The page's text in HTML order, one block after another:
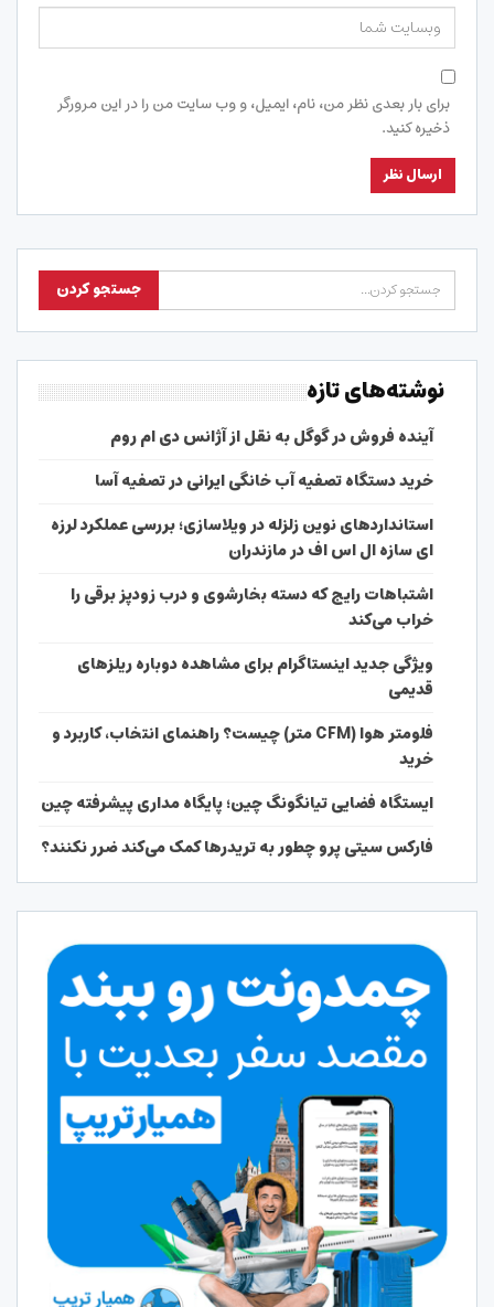
برای بار بعدی نظر من، نام، ایمیل، و وب سایت من را در این مرورگر
ذخیره کنید.
نوشته‌های تازه
آینده فروش در گوگل به نقل از آژانس دی ام روم
خرید دستگاه تصفیه آب خانگی ایرانی در تصفیه آسا
استانداردهای نوین زلزله در ویلاسازی؛ بررسی عملکرد لرزه
ای سازه ال اس اف در مازندران
اشتباهات رایج که دسته بخارشوی و درب زودپز برقی را
خراب می‌کند
ویژگی جدید اینستاگرام برای مشاهده دوباره ریلزهای
قدیمی
فلومتر هوا (CFM متر) چیست؟ راهنمای انتخاب، کاربرد و
خرید
ایستگاه فضایی تیانگونگ چین؛ پایگاه مداری پیشرفته چین
فارکس سیتی پرو چطور به تریدرها کمک می‌کند ضرر نکنند؟